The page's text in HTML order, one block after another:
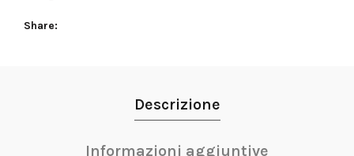
Share
Descrizione
Informazioni aggiuntive